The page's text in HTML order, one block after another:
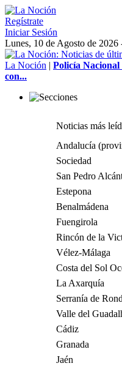
Regístrate
Iniciar Sesión
Lunes, 10 de Agosto de 2026
La Noción | Policía
con...
Noticias más
Andalucía
Sociedad
San Pedro
Estepona
Benalmádena
Fuengirola
Rincón de la
Vélez-Málaga
Costa del Sol
La Axarquía
Serranía de
Valle del
Cádiz
Granada
Jaén